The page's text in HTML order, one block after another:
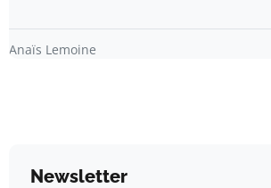
Anaïs Lemoine
Newsletter